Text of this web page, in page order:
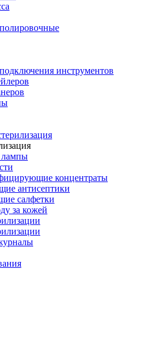
инструментов
лампы
концентраты
антисептики
салфетки
за кожей